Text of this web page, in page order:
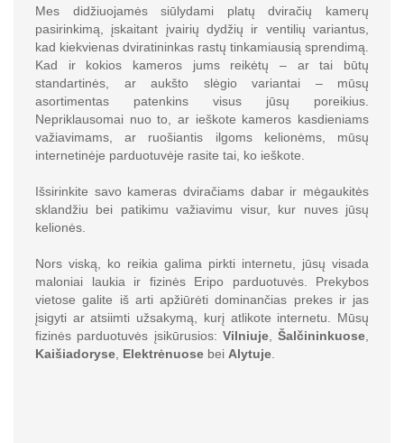
Mes didžiuojamės siūlydami platų dviračių kamerų
pasirinkimą, įskaitant įvairių dydžių ir ventilių variantus,
kad kiekvienas dviratininkas rastų tinkamiausią sprendimą.
Kad ir kokios kameros jums reikėtų – ar tai būtų
standartinės, ar aukšto slėgio variantai – mūsų
asortimentas patenkins visus jūsų poreikius.
Nepriklausomai nuo to, ar ieškote kameros kasdieniams
važiavimams, ar ruošiantis ilgoms kelionėms, mūsų
internetinėje parduotuvėje rasite tai, ko ieškote.
Išsirinkite savo kameras dviračiams dabar ir mėgaukitės
sklandžiu bei patikimu važiavimu visur, kur nuves jūsų
kelionės.
Nors viską, ko reikia galima pirkti internetu, jūsų visada
maloniai laukia ir fizinės Eripo parduotuvės. Prekybos
vietose galite iš arti apžiūrėti dominančias prekes ir jas
įsigyti ar atsiimti užsakymą, kurį atlikote internetu. Mūsų
fizinės parduotuvės įsikūrusios: Vilniuje, Šalčininkuose
Kaišiadoryse Elektrėnuose bei Alytuje